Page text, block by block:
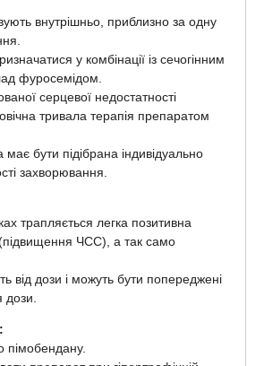
внутрішньо, приблизно за одну
у комбінації із сечогінним
фуросемідом.
серцевої недостатності
тривала терапія препаратом
бути підібрана індивідуально
захворювання.
трапляється легка позитивна
ЧСС), а так само
від дози і можуть бути попереджені
пімобендану.